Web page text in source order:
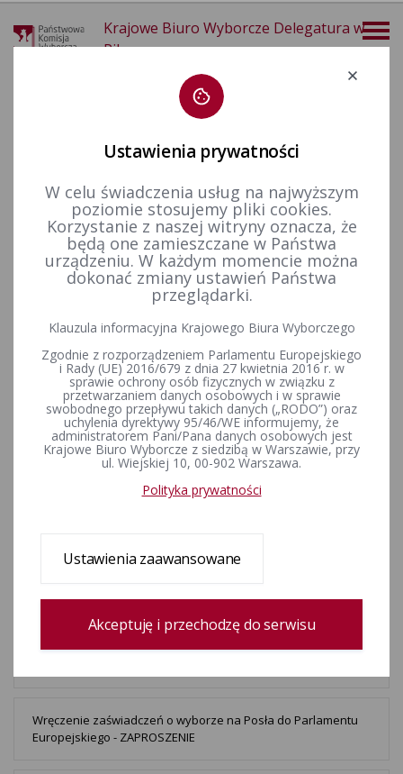
Krajowe Biuro Wyborcze Delegatura w
Pile
Informacje prasowe
Wręczenie uchwały w sprawie stwierdzenia wyniku wyborów
Zmiana godziny rozpoczęcia pierwszej konferencji prasowej
PKW w dniu wyborów Prezydenta RP
Konferencje Państwowej Komisji Wyborczej w związku z
wyborami Prezydenta Rzeczypospolitej Polskiej
zarządzonymi na 18 maja 2025 roku - ZAPROSZENIE
Konferencja prasowa Przewodniczącego PKW Sędziego
Oświadczenie Przewodniczącego PKW Sędziego Sylwestra
Wręczenie zaświadczeń o wyborze na Posła do Parlamentu
Europejskiego - ZAPROSZENIE
Ustawienia prywatności
W celu świadczenia usług na najwyższym
poziomie stosujemy pliki cookies.
Korzystanie z naszej witryny oznacza, że
będą one zamieszczane w Państwa
urządzeniu. W każdym momencie można
dokonać zmiany ustawień Państwa
przeglądarki.
Klauzula informacyjna Krajowego Biura Wyborczego
Zgodnie z rozporządzeniem Parlamentu Europejskiego
i Rady (UE) 2016/679 z dnia 27 kwietnia 2016 r. w
sprawie ochrony osób fizycznych w związku z
przetwarzaniem danych osobowych i w sprawie
swobodnego przepływu takich danych („RODO”) oraz
uchylenia dyrektywy 95/46/WE informujemy, że
administratorem Pani/Pana danych osobowych jest
Krajowe Biuro Wyborcze z siedzibą w Warszawie, przy
ul. Wiejskiej 10, 00-902 Warszawa.
Polityka prywatności
Ustawienia zaawansowane
Akceptuję i przechodzę do serwisu